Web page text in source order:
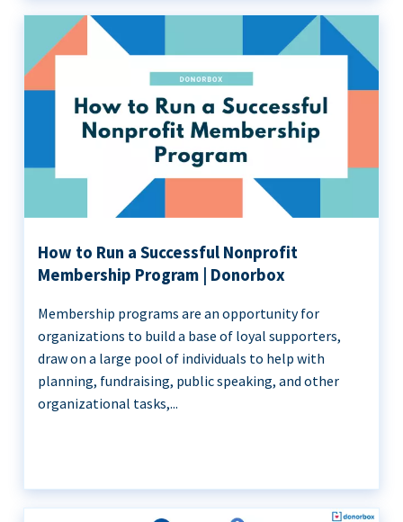
How to Run a Successful Nonprofit
Membership Program | Donorbox
Membership programs are an opportunity for
organizations to build a base of loyal supporters,
draw on a large pool of individuals to help with
planning, fundraising, public speaking, and other
organizational tasks,...